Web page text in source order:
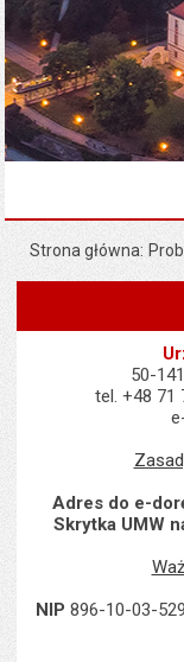
Strona główna
50-
tel. +48 71
Adres do e-
Skrytka UMW
NIP 896-10-03-529